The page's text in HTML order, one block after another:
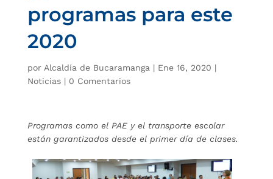
programas para este
2020
por Alcaldía de Bucaramanga | Ene 16, 2020 |
Noticias| 0 Comentarios
Programas como el PAE y el transporte escolar
están garantizados desde el primer día de clases.